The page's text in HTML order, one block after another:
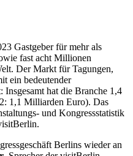
Gastgeber für mehr als
fast acht Millionen
Der Markt für Tagungen,
ein bedeutender
hat die Branche 1,4
1,1 Milliarden Euro). Das
und Kongressstatistik
Berlins wieder an